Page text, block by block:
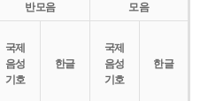
반모음 모음
국제
음성
기호
한글
국제
음성
기호
한글